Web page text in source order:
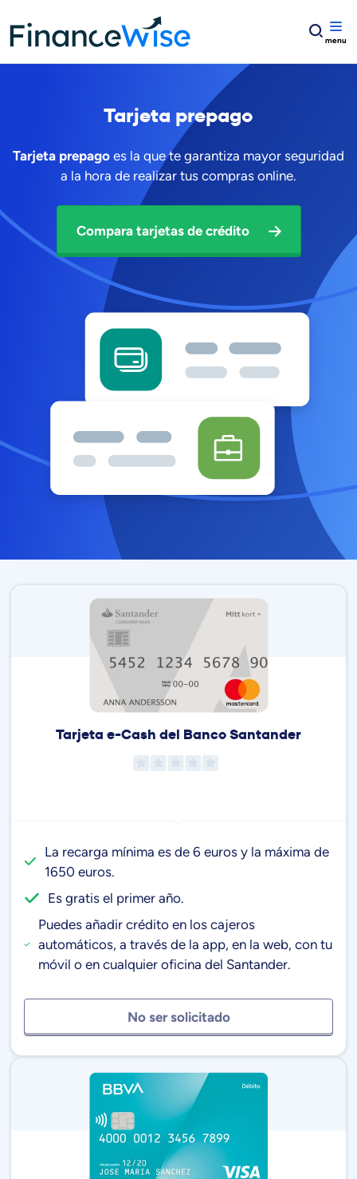
Home Tarjetas de crédito tarjeta de crédito prepago
Tarjeta prepago
Tarjeta prepago es la que te garantiza mayor seguridad
a la hora de realizar tus compras online.
Compara tarjetas de crédito
Tarjeta e-Cash del Banco Santander
La recarga mínima es de 6 euros y la máxima de
1650 euros.
Es gratis el primer año.
Puedes añadir crédito en los cajeros
automáticos, a través de la app, en la web, con tu
móvil o en cualquier oficina del Santander.
No ser solicitado